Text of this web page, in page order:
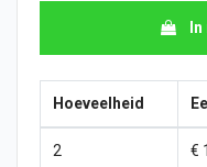
Hoeveelheid
2 €